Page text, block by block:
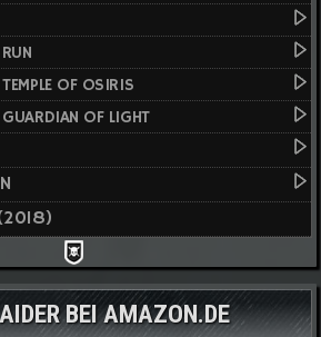
OF OSIRIS
OF LIGHT
BEI AMAZON.DE